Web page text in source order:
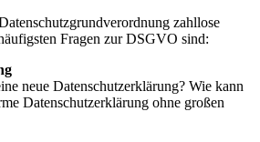
zahllose
Fragen zur DSGVO sind:
neue Datenschutzerklärung? Wie kann
Datenschutzerklärung ohne großen